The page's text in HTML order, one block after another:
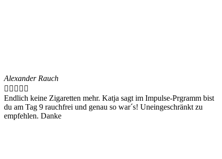
Alexander Rauch
    
Endlich keine Zigaretten mehr. Katja sagt im Impulse-Prgramm bist
du am Tag 9 rauchfrei und genau so war´s! Uneingeschränkt zu
empfehlen. Danke